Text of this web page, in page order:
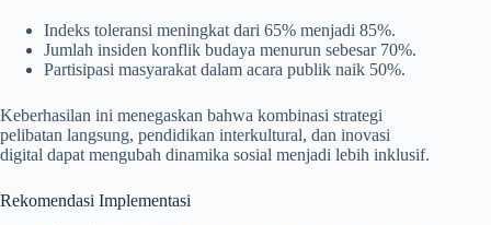
Indeks toleransi meningkat dari 65% menjadi 85%.
Jumlah insiden konflik budaya menurun sebesar 70%.
Partisipasi masyarakat dalam acara publik naik 50%.
Keberhasilan ini menegaskan bahwa kombinasi strategi
pelibatan langsung, pendidikan interkultural, dan inovasi
digital dapat mengubah dinamika sosial menjadi lebih inklusif.
Rekomendasi Implementasi